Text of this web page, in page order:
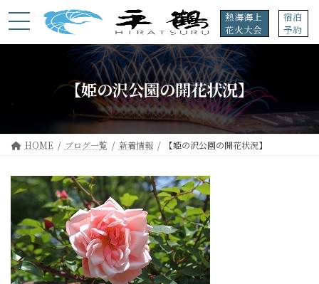
ン
プ
ビ
動
熱海海上
花火大会
宿泊
予約
【姫の沢公園の開花状況】
HOME ブログ一覧 新着情報 【姫の沢公園の開花状況】